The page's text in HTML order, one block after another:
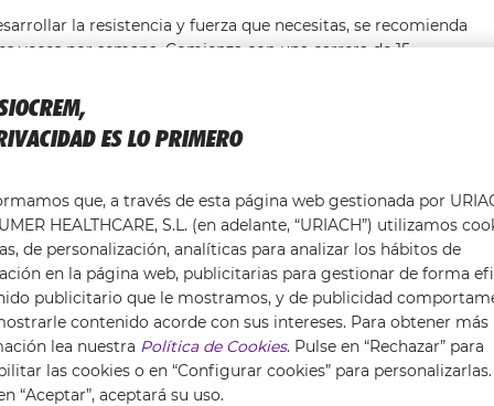
la resistencia y fuerza que necesitas, se recomienda
por semana. Comienza con una carrera de 15
cruciales, especialmente el cambio de bicicleta a carrera.
a la semana, con una duración de 30 a 40 minutos por
en cuenta que esto puede ser todo un reto. Asegúrate de
Recuerda que es fundamental no entrenar solo en
LOS MÚSCULOS
GEL ACTIVE
ES LO PRIMERO
que, a través de esta página web gestionada por
HEALTHCARE, S.L. (en adelante, “URIACH”) utilizamos
de personalización, analíticas para analizar los hábitos de
en la página web, publicitarias para gestionar de forma
publicitario que le mostramos, y de publicidad
contenido acorde con sus intereses. Para obtener más
lea nuestra Política de Cookies. Pulse en “Rechazar” para
las cookies o en “Configurar cookies” para
“Aceptar”, aceptará su uso.